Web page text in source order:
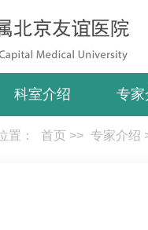
科室介绍 专家
置： 首页 >> 专家介绍